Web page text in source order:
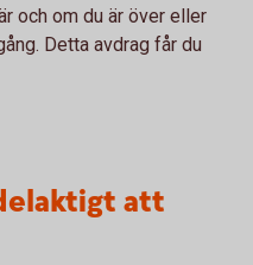
och om du är över eller
Detta avdrag får du
att